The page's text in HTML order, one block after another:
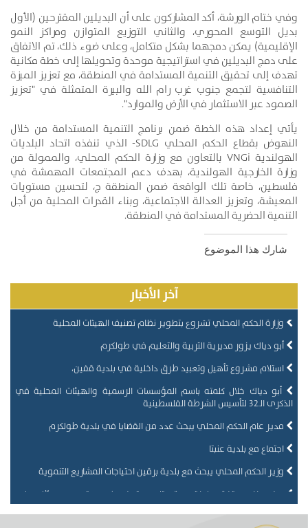
وفي ختام الورشة، أكد المشاركون على أن البديلين المقترحين (الأول
بديل التوسع المحوري، والثاني التوزيع المتوازن ومراكز النمو
الإقليمية) يمكن دمجهما بشكل متكامل، وعلى ضوء ذلك، تم الاتفاق
على دمج البديلين في استراتيجية موحدة وتحويلها إلى خطة مكانية
تهدف إلى تحقيق التنمية المستدامة في المنطقة، مع تعزيز الميزة
التنافسية لتجمع جنوب غرب رام الله والبيرة المتمثلة في "تعزيز
الصمود عبر الاستثمار في الأرض والموارد".
يأتي إعداد هذه الخطة ضمن برنامج التنمية المستدامة من خلال
النهوض بقطاع الحكم المحلي SDLG- الذي تنفذه اتحاد البلديات
الهولندية VNGi بالتعاون مع وزارة الحكم المحلي، والممولة من
وزارة الخارجية الهولندية، بهدف دعم المجتمعات المهمشة في
فلسطين، خاصة تلك الواقعة ضمن المنطقة ج، لتحسين مستويات
المعيشة، وتعزيز العدالة الاجتماعية، وبناء القدرات المحلية من أجل
التنمية الحضرية المستدامة في المنطقة.
شارك هذا الموضوع
آخر الأخبار
وزارة الحكم المحلي تطلق البرنامج التدريبي لمجالس الهيئات المحلية
وزارة الحكم المحلي تشروع بتطوير نظام تصنيف الهيئات المحلية
أبو دياك يزور مديرية التربية والتعليم في طولكرم
استلام مشروع تأهيل وتعبيد طرق داخلية في بلدية قفين،
أبو دياك خلال كلمته باسم المؤسسات الرسمية والهيئات المحلية في
الذكرى الـ32 لتأسيس الشرطة الفلسطينية
مدير عام الحكم المحلي يبحث عدد من القضايا في بلدية طولكرم
اجتماع مع بلدية عنبتا
وزير الحكم المحلي يبحث مع بلدية برقين احتياجات المشاريع التنموية
وفد وزاري يتفقد بلدات صرة وتل وبيت فوريك وبيت دجن ويطّلع على
احتياجاتها
وزارة الحكم المحلي تُطلق البرنامج التدريبي لمجالس الهيئات المحلية